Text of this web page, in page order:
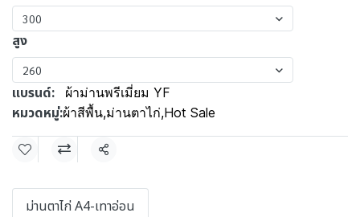
300
สูง
260
แบรนด์: ผ้าม่านพรีเมี่ยม YF
หมวดหมู่:ผ้าสีพื้น,ม่านตาไก่,Hot Sale
แชร์
ม่านตาไก่ A4-เทาอ่อน